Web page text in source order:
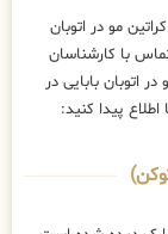
مو در اتوبان
با کارشناسان
اتوبان بابایی در
پیدا کنید:
توکن)